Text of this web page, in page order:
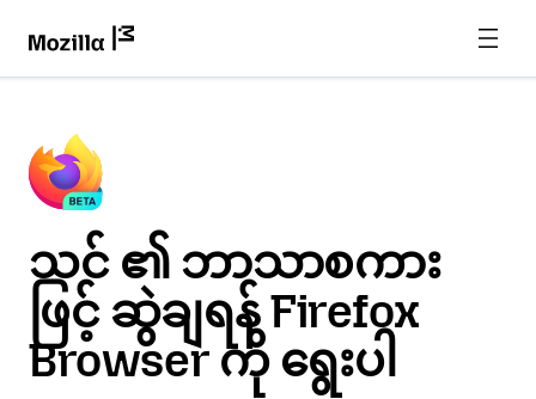
သင် ၏ ဘာသာစကား
ဖြင့် ဆွဲချရန် Firefox
Browser ကို ရွေးပါ